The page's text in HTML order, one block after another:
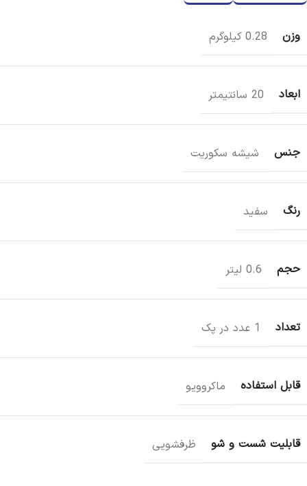
وزن 0.28 کیلوگرم
ابعاد 20 سانتیمتر
جنس شیشه سکوریت
رنگ سفید
حجم 0.6 لیتر
تعداد 1 عدد در پک
قابل استفاده ماکروویو
قابلیت شست و شو ظرفشویی